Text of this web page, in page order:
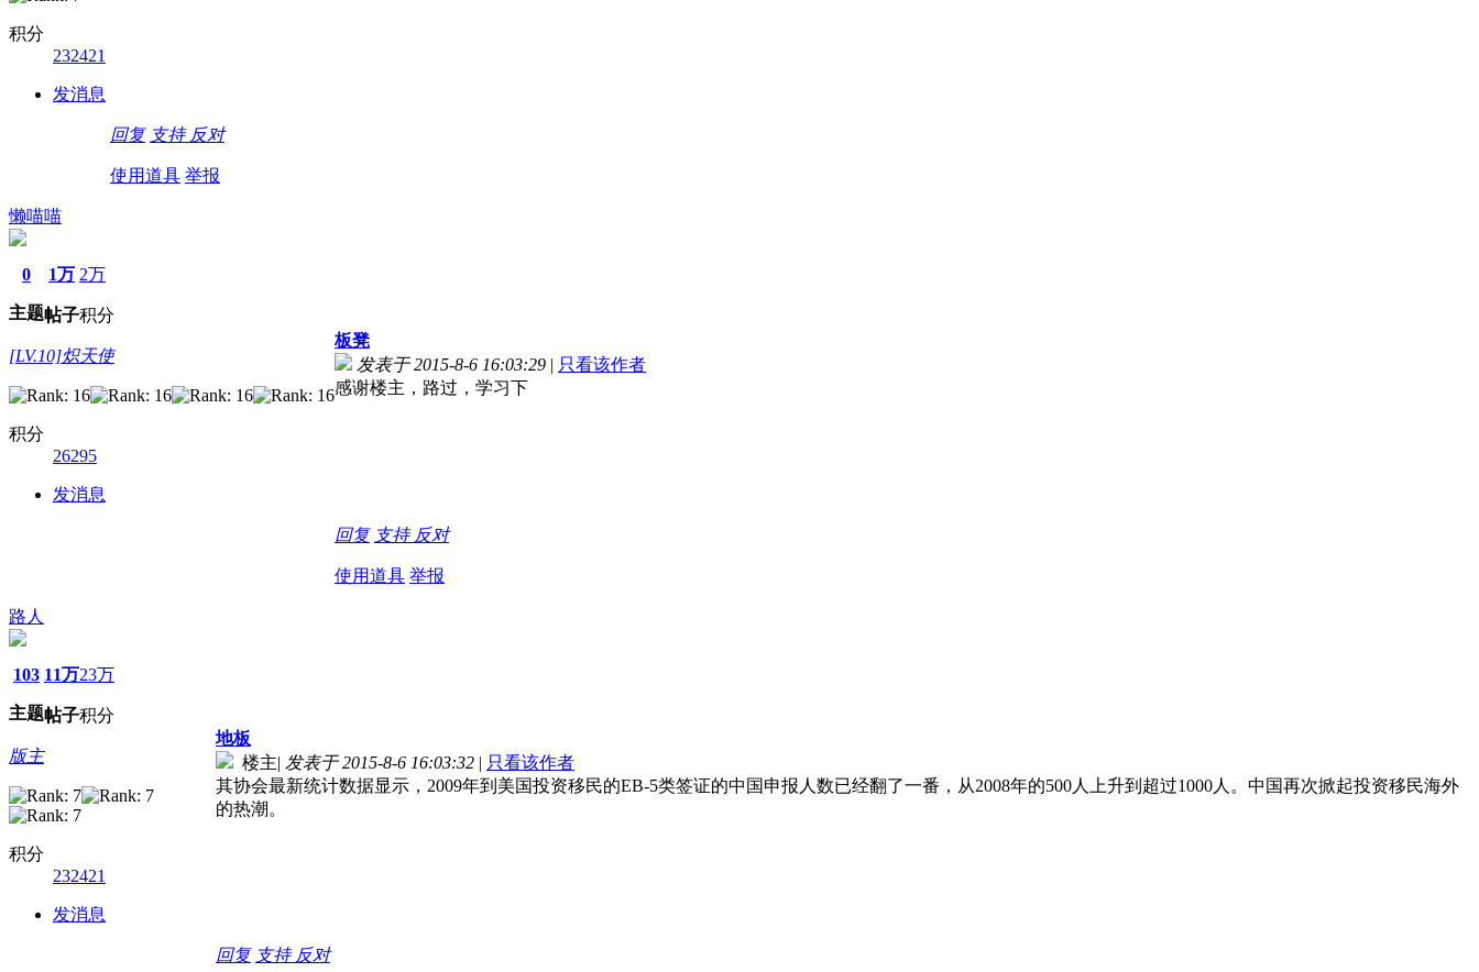
积分
232421
发消息
回复 支持 反对
使用道具 举报
懒喵喵
0
主题
1万
帖子
2万
积分
[LV.10]炽天使
积分
26295
发消息
板凳
发表于 2015-8-6 16:03:29 | 只看该作者
感谢楼主，路过，学习下
回复 支持 反对
使用道具 举报
路人
103
主题
11万
帖子
23万
积分
版主
积分
232421
发消息
地板
楼主| 发表于 2015-8-6 16:03:32 | 只看该作者
其协会最新统计数据显示，2009年到美国投资移民的EB-5类签证的中国申报人数已经翻了一番，从2008年的500人上升到超过1000人。中国再次掀起投资移民海外
的热潮。
回复 支持 反对